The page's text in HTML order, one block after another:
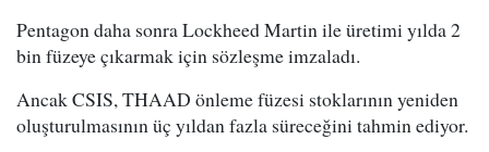
Pentagon daha sonra Lockheed Martin ile üretimi yılda 2
bin füzeye çıkarmak için sözleşme imzaladı.
Ancak CSIS, THAAD önleme füzesi stoklarının yeniden
oluşturulmasının üç yıldan fazla süreceğini tahmin ediyor.